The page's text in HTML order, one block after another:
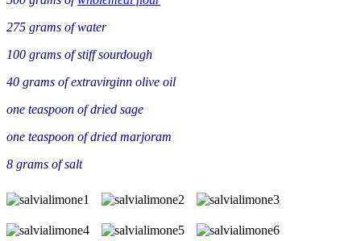
275 grams of water
100 grams of stiff sourdough
40 grams of extravirginn olive oil
one teaspoon of dried sage
one teaspoon of dried marjoram
8 grams of salt